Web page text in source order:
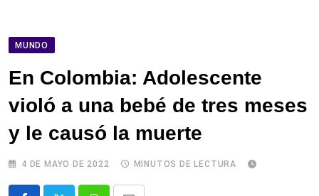
MUNDO
En Colombia: Adolescente
violó a una bebé de tres meses
y le causó la muerte
4 DE MAYO DE 2022 MINUTOS DE LECTURA